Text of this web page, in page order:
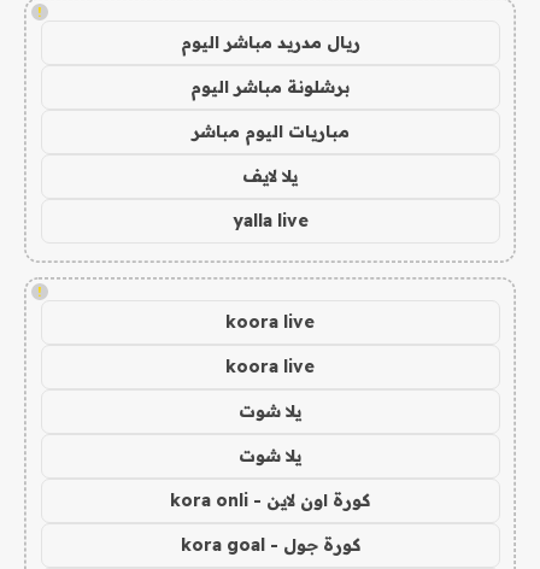
!
ريال مدريد مباشر اليوم
برشلونة مباشر اليوم
مباريات اليوم مباشر
يلا لايف
yalla live
!
koora live
koora live
يلا شوت
يلا شوت
كورة اون لاين - kora onli
كورة جول - kora goal